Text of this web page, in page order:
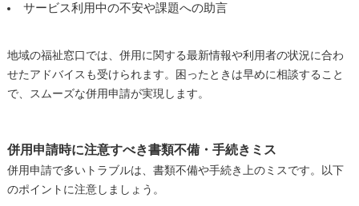
サービス利用中の不安や課題への助言
地域の福祉窓口では、併用に関する最新情報や利用者の状況に合わ
せたアドバイスも受けられます。困ったときは早めに相談すること
で、スムーズな併用申請が実現します。
併用申請時に注意すべき書類不備・手続きミス
併用申請で多いトラブルは、書類不備や手続き上のミスです。以下
のポイントに注意しましょう。